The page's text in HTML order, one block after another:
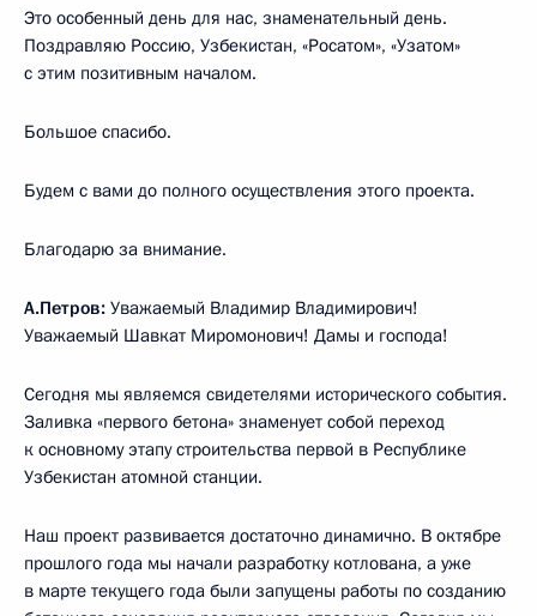
Это особенный день для нас, знаменательный день.
Поздравляю Россию, Узбекистан, «Росатом», «Узатом»
с этим позитивным началом.
Большое спасибо.
Будем с вами до полного осуществления этого проекта.
Благодарю за внимание.
А.Петров: Уважаемый Владимир Владимирович!
Уважаемый Шавкат Миромонович! Дамы и господа!
Сегодня мы являемся свидетелями исторического события.
Заливка «первого бетона» знаменует собой переход
к основному этапу строительства первой в Республике
Узбекистан атомной станции.
Наш проект развивается достаточно динамично. В октябре
прошлого года мы начали разработку котлована, а уже
в марте текущего года были запущены работы по созданию